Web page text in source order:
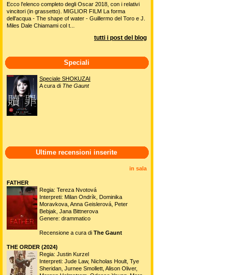
Ecco l'elenco completo degli Oscar 2018, con i relativi
vincitori (in grassetto). MIGLIOR FILM La forma
dell'acqua - The shape of water - Guillermo del Toro e J.
Miles Dale Chiamami col t...
tutti i post del blog
Speciali
Speciale SHOKUZAI
A cura di The Gaunt
Ultime recensioni inserite
in sala
FATHER
Regia: Tereza Nvotová
Interpreti: Milan Ondrík, Dominika
Moravkova, Anna Geislerová, Peter
Bebjak, Jana Bittnerova
Genere: drammatico
Recensione a cura di The Gaunt
THE ORDER (2024)
Regia: Justin Kurzel
Interpreti: Jude Law, Nicholas Hoult, Tye
Sheridan, Jurnee Smollett, Alison Oliver,